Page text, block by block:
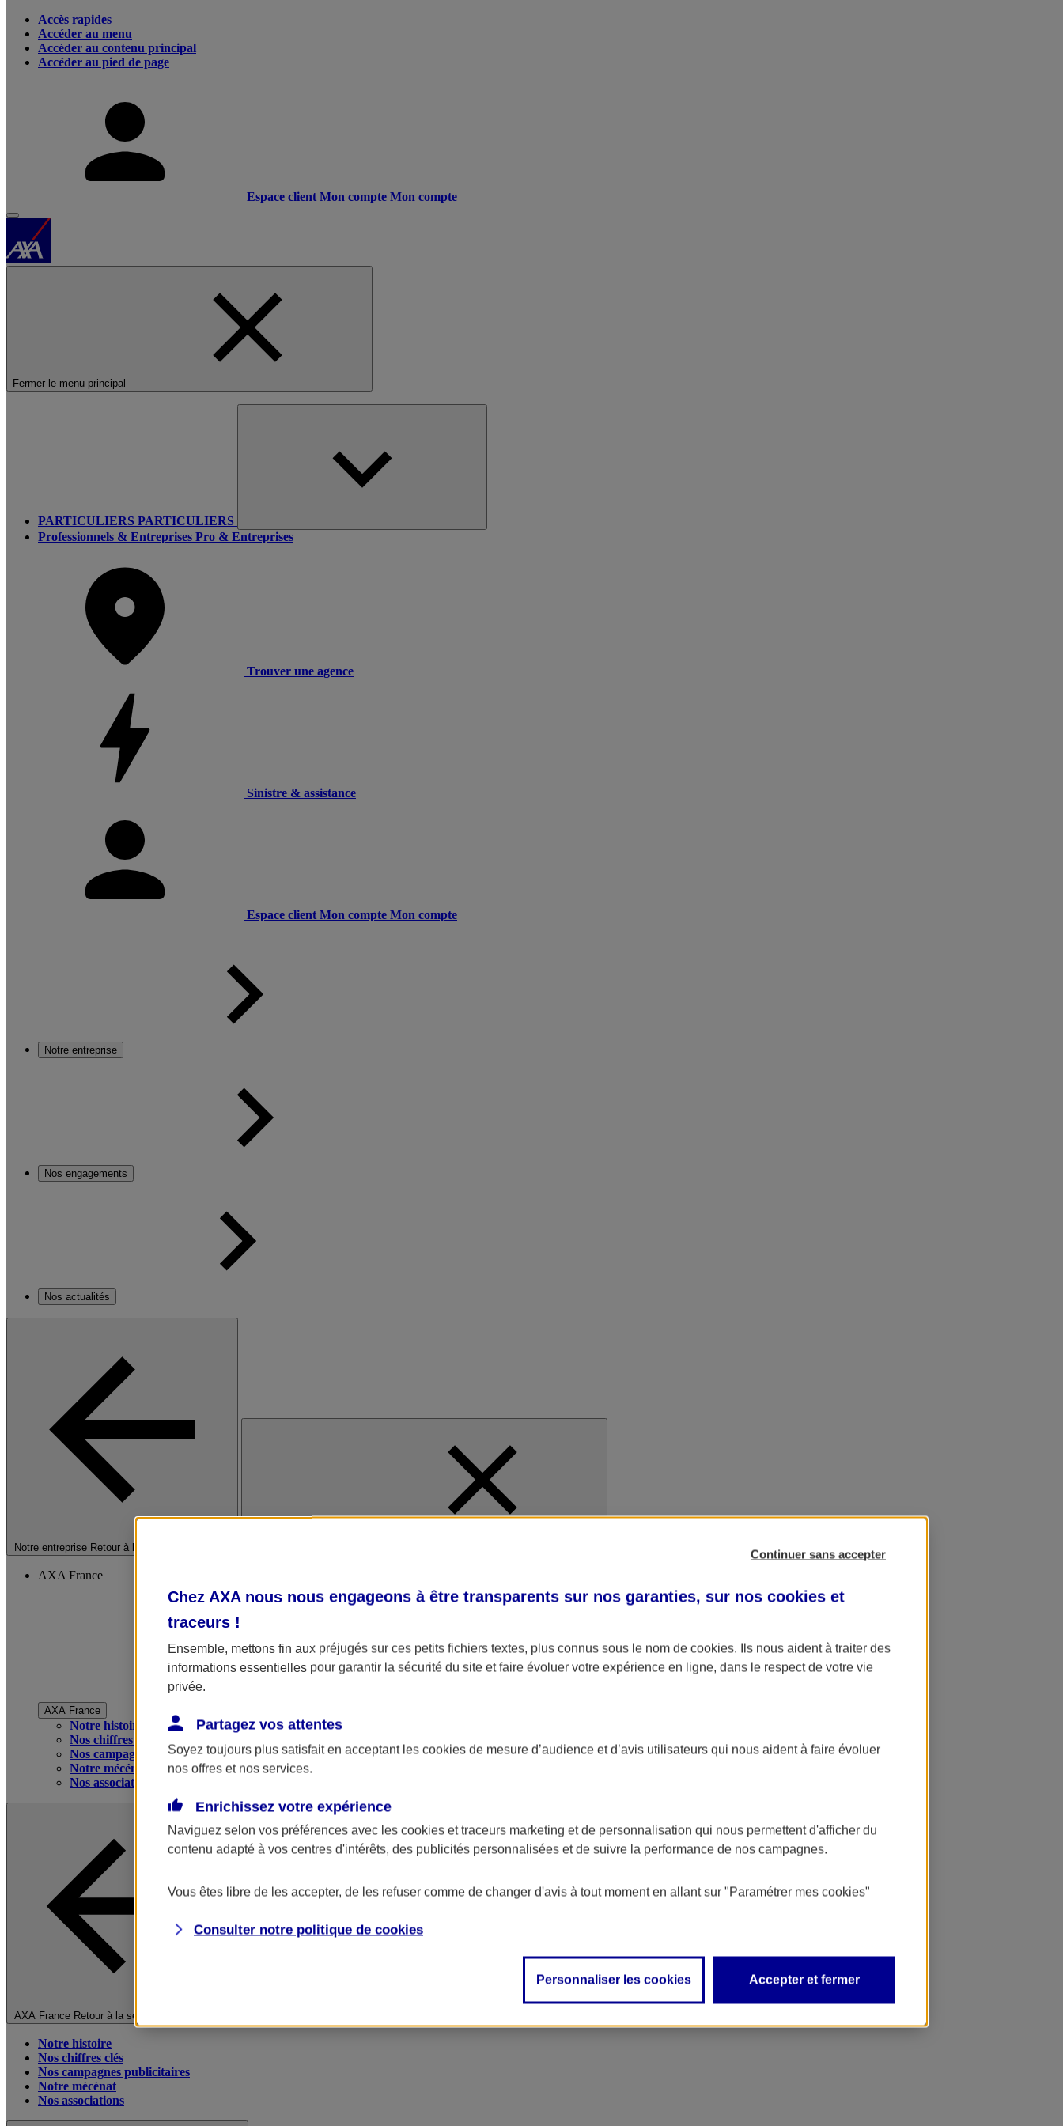
Accès rapides
Accéder au menu
Accéder au contenu principal
Accéder au pied de page
Espace client Mon compte Mon compte
Fermer le menu principal
PARTICULIERS PARTICULIERS
Professionnels & Entreprises Pro & Entreprises
Trouver une agence
Sinistre & assistance
Espace client Mon compte Mon compte
Notre entreprise
Nos engagements
Nos actualités
Notre entreprise Retour à la section précédente
AXA France
AXA France
Notre histoire
Nos chiffres clés
Nos campagnes publicitaires
Notre mécénat
Nos associations
AXA France Retour à la section précédente
Notre histoire
Nos chiffres clés
Nos campagnes publicitaires
Notre mécénat
Nos associations
Continuer sans accepter
Chez AXA nous nous engageons à être transparents sur nos garanties, sur nos cookies et
traceurs !
Ensemble, mettons fin aux préjugés sur ces petits fichiers textes, plus connus sous le nom de cookies. Ils nous aident à traiter des
informations essentielles pour garantir la sécurité du site et faire évoluer votre expérience en ligne, dans le respect de votre vie
privée.
Partagez vos attentes
Soyez toujours plus satisfait en acceptant les cookies de mesure d’audience et d’avis utilisateurs qui nous aident à faire évoluer
nos offres et nos services.
Enrichissez votre expérience
Naviguez selon vos préférences avec les cookies et traceurs marketing et de personnalisation qui nous permettent d'afficher du
contenu adapté à vos centres d'intérêts, des publicités personnalisées et de suivre la performance de nos campagnes.
Vous êtes libre de les accepter, de les refuser comme de changer d'avis à tout moment en allant sur "Paramétrer mes cookies"
Consulter notre politique de cookies
Personnaliser les cookies Accepter et fermer